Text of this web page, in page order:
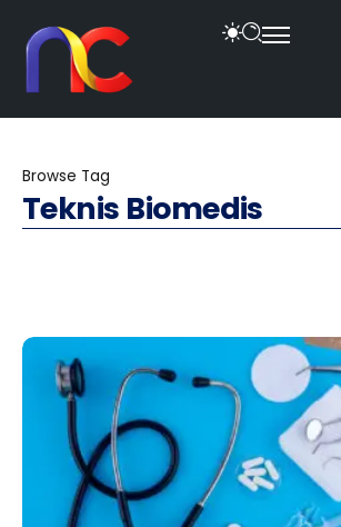
Browse Tag
Teknis Biomedis